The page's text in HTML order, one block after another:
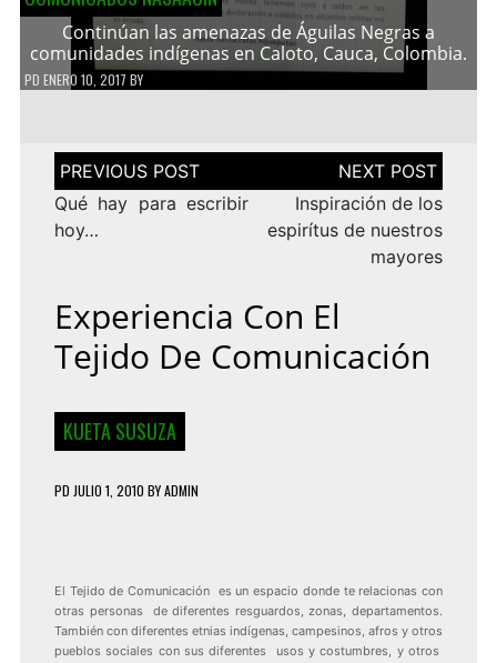
Continúan las amenazas de Águilas Negras a
comunidades indígenas en Caloto, Cauca, Colombia.
PD ENERO 10, 2017 BY
Navegación
de
entradas
Qué hay para escribir
hoy…
Inspiración de los
espirítus de nuestros
mayores
Experiencia Con El
Tejido De Comunicación
KUETA SUSUZA
PD JULIO 1, 2010 BYADMIN
El Tejido de Comunicación es un espacio donde te relacionas con
otras personas de diferentes resguardos, zonas, departamentos.
También con diferentes etnias indígenas, campesinos, afros y otros
pueblos sociales con sus diferentes usos y costumbres, y otros